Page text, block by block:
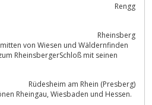
Rengg
Rheinsberg
von Wiesen und Wäldernfinden
RheinsbergerSchloß mit seinen
Rüdesheim am Rhein (Presberg)